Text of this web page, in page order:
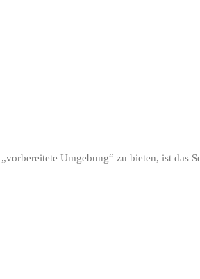
Umgebung“ zu bieten, ist